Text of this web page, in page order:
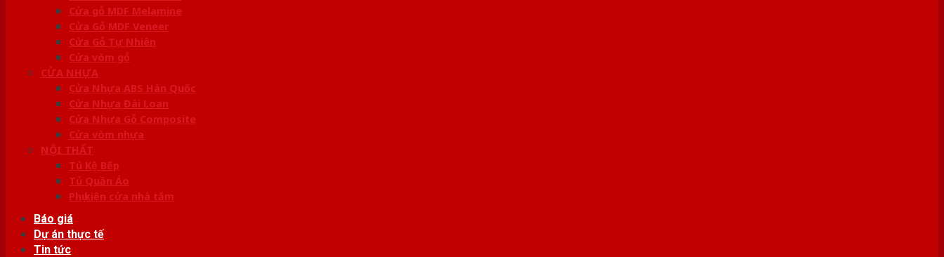
Cửa gỗ MDF Melamine
Cửa Gỗ MDF Veneer
Cửa Gỗ Tự Nhiên
Cửa vòm gỗ
CỬA NHỰA
Cửa Nhựa ABS Hàn Quốc
Cửa Nhựa Đài Loan
Cửa Nhựa Gỗ Composite
Cửa vòm nhựa
NỘI THẤT
Tủ Kệ Bếp
Tủ Quần Áo
Phụ kiện cửa nhà tắm
Báo giá
Dự án thực tế
Tin tức